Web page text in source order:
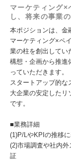
マーケティング×
し、将来の事業
本ポジションは、金
マーケティング×ペ
業の柱を創出してい
構想・企画から推進
っていただきます。
スタートアップ的な
大企業の安定したリ
です。
■業務詳細
(1)P/LやKPIの推移
(2)市場調査や社内
証